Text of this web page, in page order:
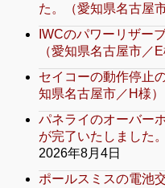
た。（愛知県名古屋
IWCのパワーリザー
（愛知県名古屋市／E
セイコーの動作停止
知県名古屋市／H様）
パネライのオーバー
が完了いたしました
2026年8月4日
ポールスミスの電池